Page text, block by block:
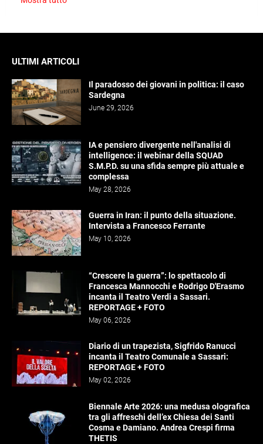
ULTIMI ARTICOLI
Il paradosso dei giovani in politica: il caso
Sardegna
June 29, 2026
IA e pensiero divergente nell'analisi di
intelligence: il webinar della SQUAD
S.M.P.D. su una sfida sempre più attuale e
complessa
May 28, 2026
Guerra in Iran: il punto della situazione.
Intervista a Francesco Ferrante
May 10, 2026
“Crescere la guerra”: lo spettacolo di
Francesca Mannocchi e Rodrigo D'Erasmo
incanta il Teatro Verdi a Sassari.
REPORTAGE + FOTO
May 06, 2026
Diario di un trapezista, Sigfrido Ranucci
incanta il Teatro Comunale a Sassari:
REPORTAGE + FOTO
May 02, 2026
Biennale Arte 2026: una medusa olografica
tra gli affreschi dell’ex Chiesa dei Santi
Cosma e Damiano. Andrea Crespi firma
THETIS